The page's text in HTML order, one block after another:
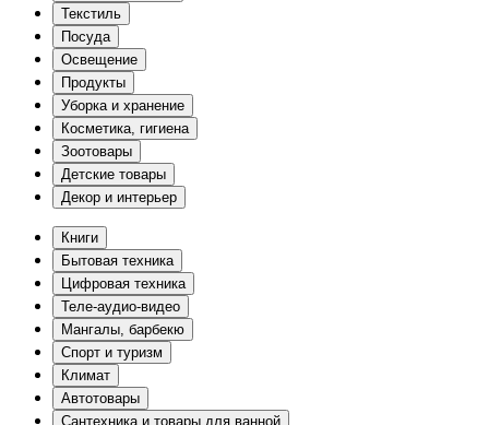
Текстиль
Посуда
Освещение
Продукты
Уборка и хранение
Косметика, гигиена
Зоотовары
Детские товары
Декор и интерьер
Книги
Бытовая техника
Цифровая техника
Теле-аудио-видео
Мангалы, барбекю
Спорт и туризм
Климат
Автотовары
Сантехника и товары для ванной